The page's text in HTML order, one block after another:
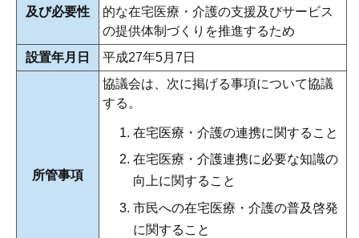
及び必要性
的な在宅医療・介護の支援及びサービス
の提供体制づくりを推進するため
設置年月日
平成27年5月7日
所管事項
協議会は、次に掲げる事項について協議
する。
在宅医療・介護の連携に関すること
在宅医療・介護連携に必要な知識の
向上に関すること
市民への在宅医療・介護の普及啓発
に関すること